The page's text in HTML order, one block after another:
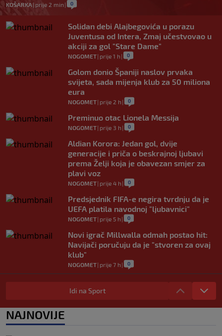
KOŠARKA | prije 2 min | 0
Solidan debi Alajbegovića u porazu
Juventusa od Intera, Zmaj učestvovao u
akciji za gol "Stare Dame"
NOGOMET| prije 1 h | 0
Golom donio Španiji naslov prvaka
svijeta, sada mijenja klub za 50 miliona
eura
NOGOMET| prije 2 h | 0
Preminuo otac Lionela Messija
NOGOMET| prije 3 h | 0
Aldian Korora: Jedan gol, dvije
generacije i priča o beskrajnoj ljubavi
prema Želji koja je obavezan smjer za
plavi voz
NOGOMET| prije 4 h | 0
Predsjednik FIFA-e negira tvrdnju da je
UEFA platila navodnoj "ljubavnici"
NOGOMET| prije 5 h | 0
Novi igrač Millwalla odmah postao hit:
Navijači poručuju da je "stvoren za ovaj
klub"
NOGOMET| prije 7 h | 0
Skandal u Južnoj Koreji: Sudijama plaćali
eskort dame i "masaže sa sretnim
0
Idi na Sport
NAJNOVIJE